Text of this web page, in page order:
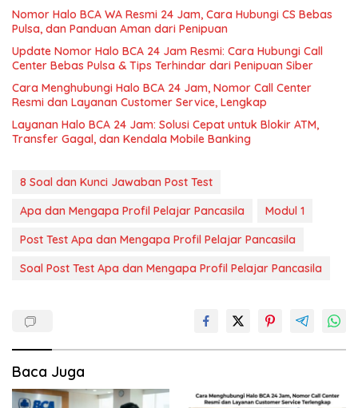
Nomor Halo BCA WA Resmi 24 Jam, Cara Hubungi CS Bebas
Pulsa, dan Panduan Aman dari Penipuan
Update Nomor Halo BCA 24 Jam Resmi: Cara Hubungi Call
Center Bebas Pulsa & Tips Terhindar dari Penipuan Siber
Cara Menghubungi Halo BCA 24 Jam, Nomor Call Center
Resmi dan Layanan Customer Service, Lengkap
Layanan Halo BCA 24 Jam: Solusi Cepat untuk Blokir ATM,
Transfer Gagal, dan Kendala Mobile Banking
8 Soal dan Kunci Jawaban Post Test
Apa dan Mengapa Profil Pelajar Pancasila
Modul 1
Post Test Apa dan Mengapa Profil Pelajar Pancasila
Soal Post Test Apa dan Mengapa Profil Pelajar Pancasila
Baca Juga